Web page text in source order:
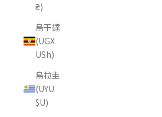
₴)
烏干達
(UGX
USh)
烏拉圭
(UYU
$U)